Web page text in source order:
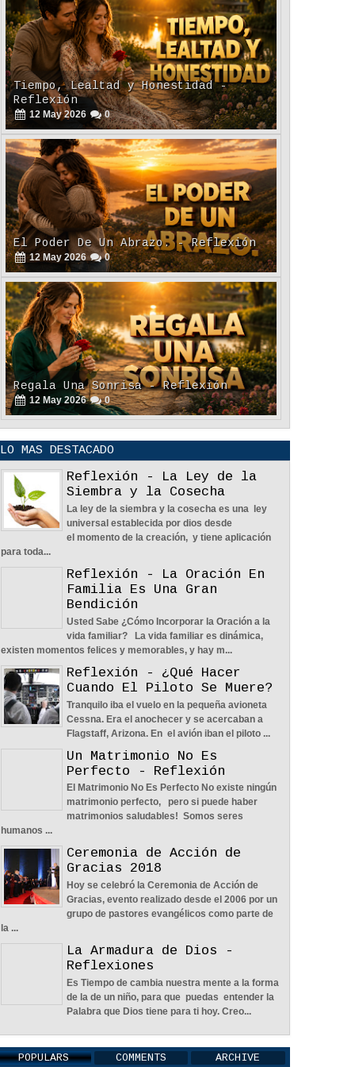
Tiempo, Lealtad y Honestidad -
Reflexión
12 May 2026 0
El Poder De Un Abrazo. - Reflexión
12 May 2026 0
Regala Una Sonrisa - Reflexión
12 May 2026 0
POLÍTICA DE PRIVACIDAD
2023 0
La Amistad y el Noviazgo -
Reflexión
04 Jun 2022 0
Nos Toca Escoger El Camino, Fácil O
Difícil - Reflexión
04
Aprendiendo A Confiar A Pesar De
Las Circunstancias - Reflexión
2022 0
LO MAS DESTACADO
Reflexión - La Ley de la
Siembra y la Cosecha
La ley de la siembra y la cosecha es una ley
universal establecida por dios desde
el momento de la creación, y tiene aplicación
para toda...
Reflexión - La Oración En
Familia Es Una Gran
Bendición
Usted Sabe ¿Cómo Incorporar la Oración a la
vida familiar? La vida familiar es dinámica,
existen momentos felices y memorables, y hay m...
Reflexión - ¿Qué Hacer
Cuando El Piloto Se Muere?
Tranquilo iba el vuelo en la pequeña avioneta
Cessna. Era el anochecer y se acercaban a
Flagstaff, Arizona. En el avión iban el piloto ...
Un Matrimonio No Es
Perfecto - Reflexión
El Matrimonio No Es Perfecto No existe ningún
matrimonio perfecto, pero si puede haber
matrimonios saludables! Somos seres
humanos ...
Ceremonia de Acción de
Gracias 2018
Hoy se celebró la Ceremonia de Acción de
Gracias, evento realizado desde el 2006 por un
grupo de pastores evangélicos como parte de
la ...
La Armadura de Dios -
Reflexiones
Es Tiempo de cambia nuestra mente a la forma
de la de un niño, para que puedas entender la
Palabra que Dios tiene para ti hoy. Creo...
POPULARS COMMENTS ARCHIVE